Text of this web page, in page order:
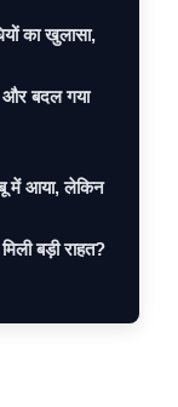
का खुलासा,
और बदल गया
में आया, लेकिन
बड़ी राहत?